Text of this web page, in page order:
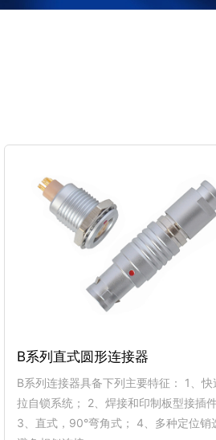
B系列直式圆形连接器
B系列连接器具备下列主要特征： 1、快
拉自锁系统； 2、焊接和印制板型接插
3、直式，90°弯角式； 4、多种定位销